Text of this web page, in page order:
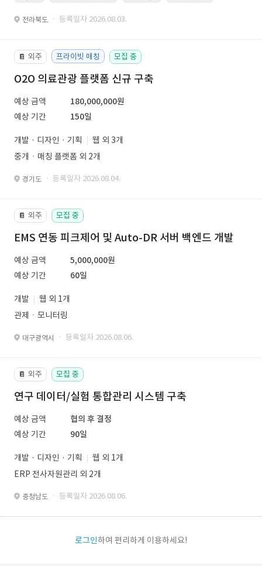
전라북도 · 등록일자 2026.08.03.
📔 외주 프라이빗 매칭 모집 중
O2O 의료관광 플랫폼 신규 구축
예상 금액
180,000,000원
예상 기간
150일
개발 · 디자인 · 기획
웹 외 3개
중개ㆍ매칭 플랫폼 외 2개
경기도 · 등록일자 2026.08.04.
📔 외주 모집 중
EMS 연동 피크제어 및 Auto-DR 서버 백엔드 개발
예상 금액
5,000,000원
예상 기간
60일
개발
웹 외 1개
관제ㆍ모니터링
대구광역시 · 등록일자 2026.08.06.
📔 외주 모집 중
연구 데이터/실험 통합관리 시스템 구축
예상 금액
협의 후 결정
예상 기간
90일
개발 · 디자인 · 기획
웹 외 1개
ERP 전사자원관리 외 2개
충청남도 · 등록일자 2026.08.06.
로그인하여 편리하게 이용하세요!